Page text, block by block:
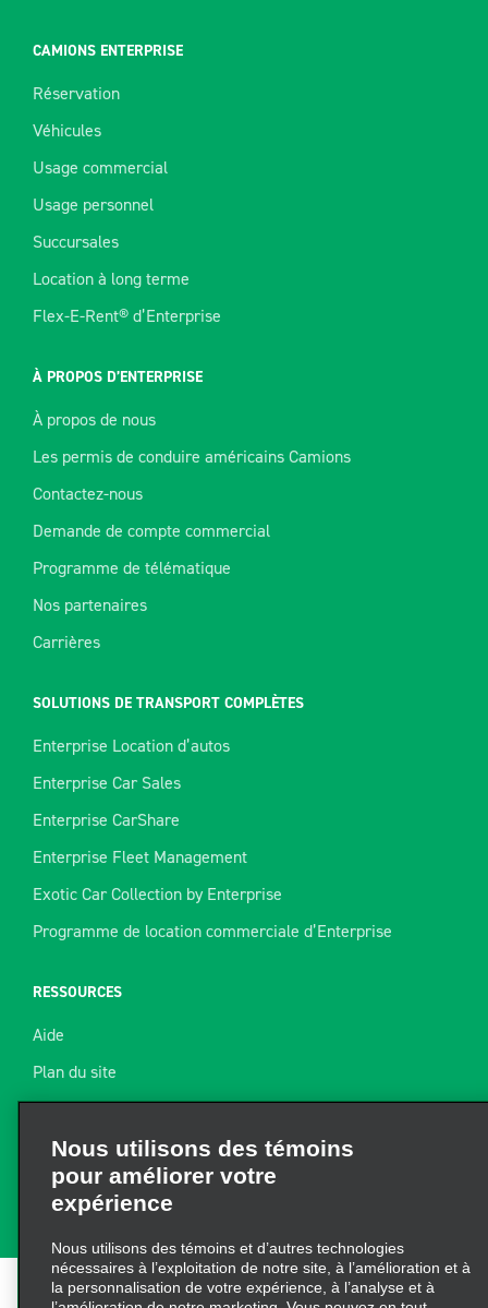
CAMIONS ENTERPRISE
Réservation
Véhicules
Usage commercial
Usage personnel
Succursales
Location à long terme
Flex-E-Rent® d’Enterprise
À PROPOS D’ENTERPRISE
À propos de nous
Les permis de conduire américains Camions
Contactez-nous
Demande de compte commercial
Programme de télématique
Nos partenaires
Carrières
SOLUTIONS DE TRANSPORT COMPLÈTES
Enterprise Location d’autos
Enterprise Car Sales
Enterprise CarShare
Enterprise Fleet Management
Exotic Car Collection by Enterprise
Programme de location commerciale d’Enterprise
RESSOURCES
Aide
Plan du site
Guide de remorquage
Ressources pour la location
Trouver un reçu
Conditions d’utilisation|Politique de confidentialité |
pour améliorer votre
expérience
Nous utilisons des témoins et d’autres technologies
la personnalisation de votre expérience, à l’analyse et à
l’amélioration de notre marketing. Vous pouvez en tout
temps mettre à jour vos préférences à partir de « Gérer les